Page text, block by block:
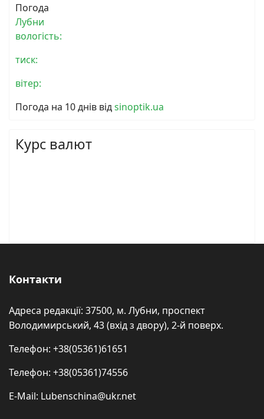
Погода
Лубни
вологість:
тиск:
вітер:
Погода на 10 днів відsinoptik.ua
Курс валют
Контакти
Адреса редакції: 37500, м. Лубни, проспект
Володимирський, 43 (вхід з двору), 2-й поверх.
Телефон: +38(05361)61651
Телефон: +38(05361)74556
E-Mail: Lubenschina@ukr.net